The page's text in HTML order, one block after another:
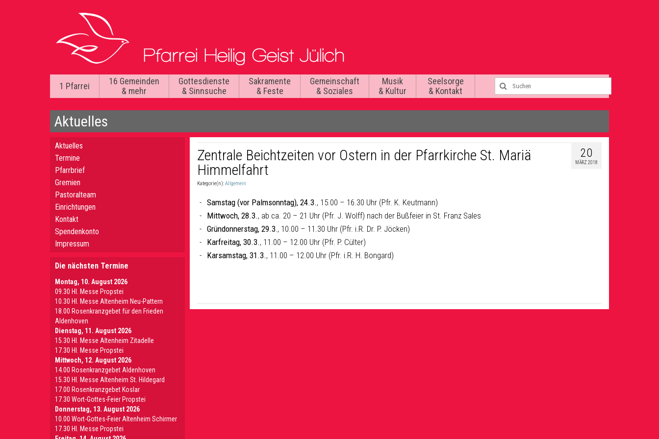
1 Pfarrei
16 Gemeinden
& mehr
Gottesdienste
& Sinnsuche
Sakramente
& Feste
Gemeinschaft
& Soziales
Musik
& Kultur
Seelsorge
& Kontakt
Aktuelles
20
MÄRZ 2018
Zentrale Beichtzeiten vor Ostern in der Pfarrkirche St. Mariä
Himmelfahrt
Kategorie(n):Allgemein
Samstag (vor Palmsonntag), 24.3., 15.00 – 16.30 Uhr (Pfr. K. Keutmann)
Mittwoch, 28.3., ab ca. 20 – 21 Uhr (Pfr. J. Wolff) nach der Bußfeier in St. Franz Sales
Gründonnerstag, 29.3., 10.00 – 11.30 Uhr (Pfr. i.R. Dr. P. Jöcken)
Karfreitag, 30.3., 11.00 – 12.00 Uhr (Pfr. P. Cülter)
Karsamstag, 31.3., 11.00 – 12.00 Uhr (Pfr. i.R. H. Bongard)
Aktuelles
Termine
Pfarrbrief
Gremien
Pastoralteam
Einrichtungen
Kontakt
Spendenkonto
Impressum
Die nächsten Termine
Montag, 10. August 2026
09.30 Hl. Messe Propstei
10.30 Hl. Messe Altenheim Neu-Pattern
18.00 Rosenkranzgebet für den Frieden
Aldenhoven
Dienstag, 11. August 2026
15.30 Hl. Messe Altenheim Zitadelle
17.30 Hl. Messe Propstei
Mittwoch, 12. August 2026
14.00 Rosenkranzgebet Aldenhoven
15.30 Hl. Messe Altenheim St. Hildegard
17.00 Rosenkranzgebet Koslar
17.30 Wort-Gottes-Feier Propstei
Donnerstag, 13. August 2026
10.00 Wort-Gottes-Feier Altenheim Schirmer
17.30 Hl. Messe Propstei